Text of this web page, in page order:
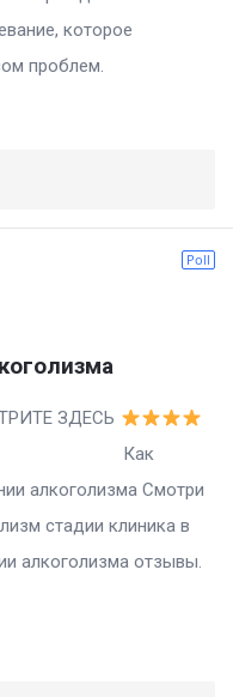
которое
проблем.
Poll
ЗДЕСЬ
алкоголизма Смотри
стадии клиника в
алкоголизма отзывы.